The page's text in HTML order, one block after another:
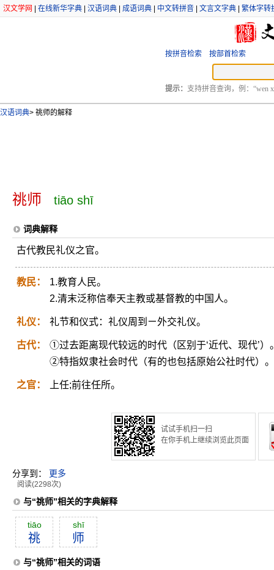
汉文学网 在线新华字典 汉语词典 成语词典 中文转拼音 文言文字典 繁体字转
按拼音检索 按部首检索
提示： 支持拼音查询，例：“wen
汉语词典> 祧师的解释
祧师 tiāo shī
词典解释
古代教民礼仪之官。
教民：
1.教育人民。
2.清末泛称信奉天主教或基督教的中国人。
礼仪： 礼节和仪式：礼仪周到ㄧ外交礼仪。
古代：
①过去距离现代较远的时代（区别于‘近代、现代’
②特指奴隶社会时代（有的也包括原始公社时代）。
之官： 上任;前往任所。
试试手机扫一扫
在你手机上继续浏览此页面
分享到： 更多
阅读(2298次)
与“祧师”相关的字典解释
tiāo
祧
shī
师
与“祧师”相关的词语